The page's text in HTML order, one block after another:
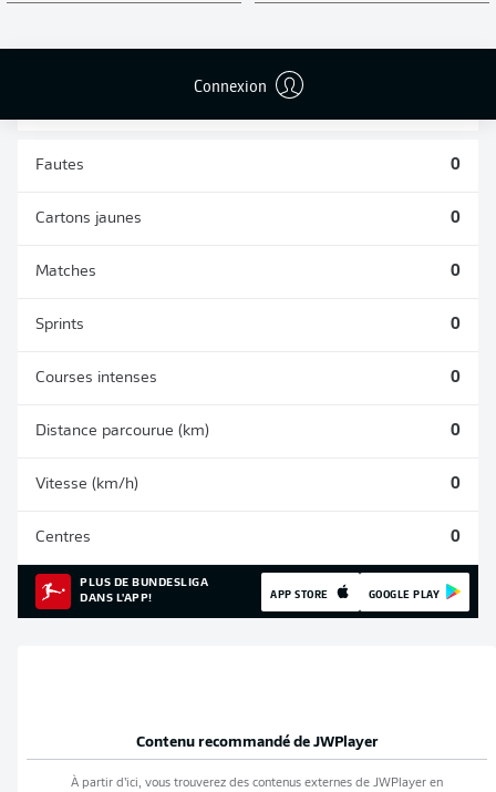
Connexion
0 0
Fautes 0
Cartons jaunes 0
Matches 0
Sprints 0
Courses intenses 0
Distance parcourue (km) 0
Vitesse (km/h) 0
Centres 0
PLUS DE BUNDESLIGA
DANS L'APP!
APP STORE GOOGLE PLAY
Contenu recommandé de JWPlayer
À partir d’ici, vous trouverez des contenus externes de JWPlayer en